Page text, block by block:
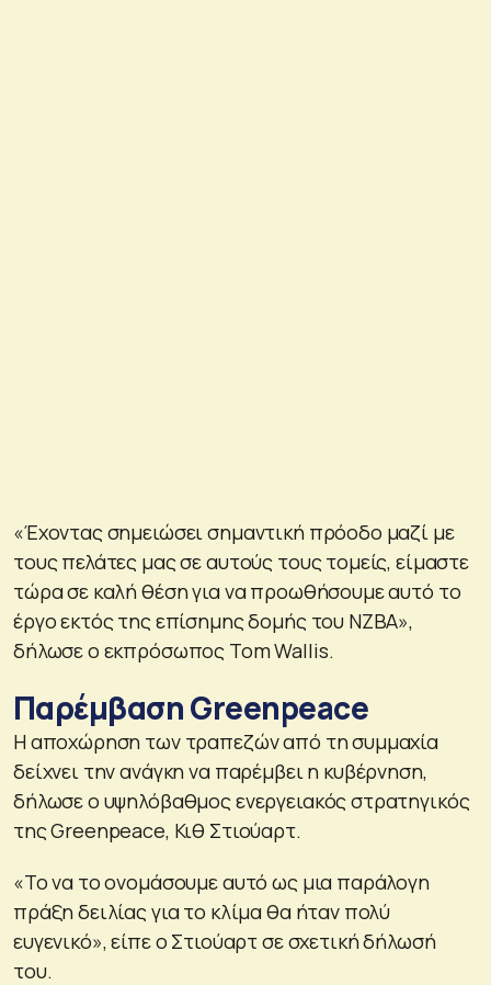
«Έχοντας σημειώσει σημαντική πρόοδο μαζί με
τους πελάτες μας σε αυτούς τους τομείς, είμαστε
τώρα σε καλή θέση για να προωθήσουμε αυτό το
έργο εκτός της επίσημης δομής του NZBA»,
δήλωσε ο εκπρόσωπος Tom Wallis.
Παρέμβαση Greenpeace
Η αποχώρηση των τραπεζών από τη συμμαχία
δείχνει την ανάγκη να παρέμβει η κυβέρνηση,
δήλωσε ο υψηλόβαθμος ενεργειακός στρατηγικός
της Greenpeace, Κιθ Στιούαρτ.
«Το να το ονομάσουμε αυτό ως μια παράλογη
πράξη δειλίας για το κλίμα θα ήταν πολύ
ευγενικό», είπε ο Στιούαρτ σε σχετική δήλωσή
του.